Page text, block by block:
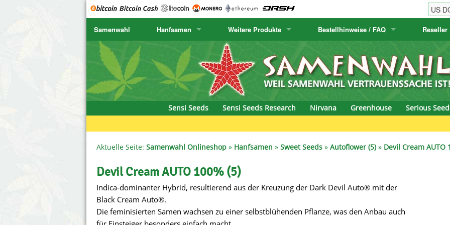
Samenwahl Hanfsamen
SENSI SEEDS
SENSI SEEDS RESEARCH
NIRVANA
SERIOUS SEEDS
SPLIFF SEEDS
Ace Seeds
Anaconda Seeds
CBD Crew
Chronic & Caviar
Delicious Seeds
Dr. Underground Seeds
Dutch Passion
Empire Seeds
Exotic Seeds
Humboldt Seed Company
Humboldt Seeds
Kannabia
krauTHCollective
La Semilla Automatica
Positronics
Prana Medical
Ripper Seeds
Seedsman
Weitere Produkte
Kakteensamen
Kanarische Flora
Bestellhinweise / FAQ
Bestellhinweise
Versandhinweise
Reseller
E-MAIL
PASSWORT
Sensi Seeds Sensi Seeds Research Nirvana Greenhouse Serious
Aktuelle Seite: Samenwahl Onlineshop » Hanfsamen » Sweet Seeds » Autoflower (5)» Devil Cream AUTO
Devil Cream AUTO 100% (5)
Indica-dominanter Hybrid, resultierend aus der Kreuzung der Dark Devil Auto® mit der
Black Cream Auto®.
Die feminisierten Samen wachsen zu einer selbstblühenden Pflanze, was den Anbau auch